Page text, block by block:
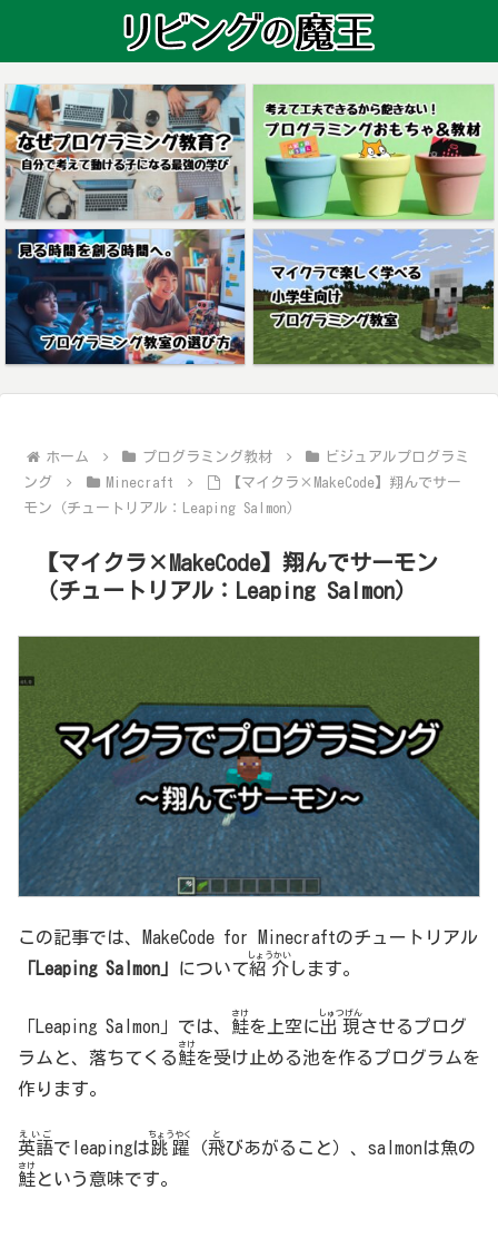
ホーム プログラミング教材
ビジュアルプログラミ
ング
Minecraft
【マイクラ×MakeCode】翔んでサー
モン（チュートリアル：Leaping Salmon）
【マイクラ×MakeCode】翔んでサーモン
（チュートリアル：Leaping Salmon）
この記事では、MakeCode for Minecraftのチュートリアル
「Leaping Salmon」
について紹介
しょうかい
します。
「Leaping Salmon」では、 鮭
さけ
を上空に出現
しゅつげん
させるプログ
ラムと、落ちてくる鮭
さけ
を受け止める池を作るプログラムを
作ります。
英語
えいご
でleapingは跳躍
ちょうやく
（飛
と
びあがること）、salmonは魚の
鮭
さけ
という意味です。